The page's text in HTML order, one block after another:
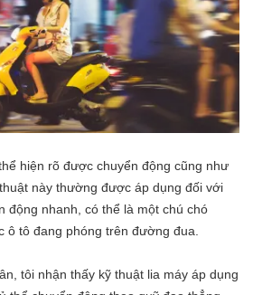
hiện rõ được chuyển động cũng như
này thường được áp dụng đối với
động nhanh, có thể là một chú chó
ô tô đang phóng trên đường đua.
tôi nhận thấy kỹ thuật lia máy áp dụng